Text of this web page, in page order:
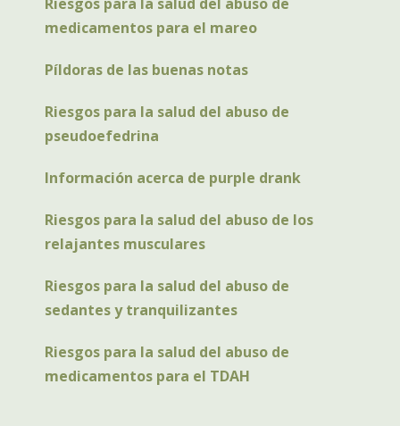
medicamentos para el mareo
Píldoras de las buenas notas
Riesgos para la salud del abuso de
pseudoefedrina
Información acerca de purple drank
Riesgos para la salud del abuso de los
relajantes musculares
Riesgos para la salud del abuso de
sedantes y tranquilizantes
Riesgos para la salud del abuso de
medicamentos para el TDAH